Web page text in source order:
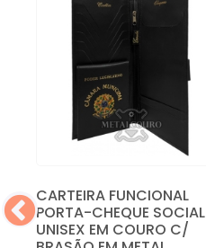
CARTEIRA FUNCIONAL
PORTA-CHEQUE SOCIAL
UNISEX EM COURO C/